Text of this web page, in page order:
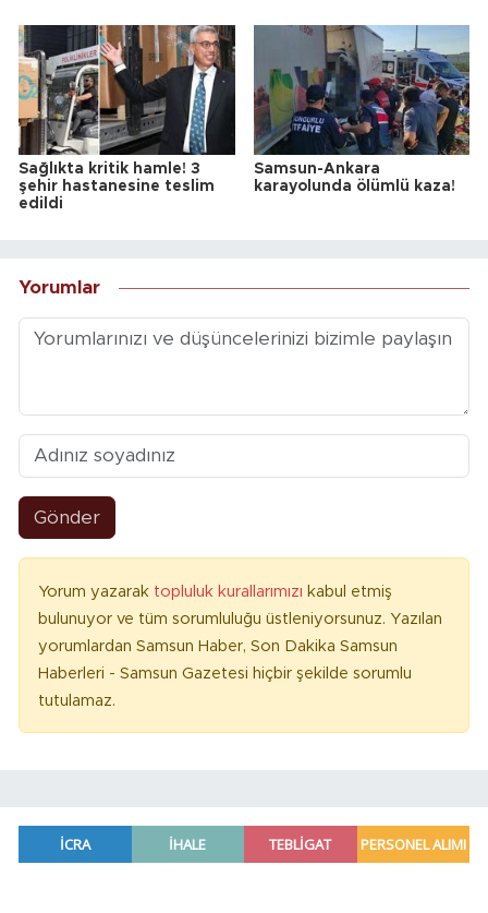
Sağlıkta kritik hamle! 3
şehir hastanesine teslim
edildi
Samsun-Ankara
karayolunda ölümlü kaza!
Yorumlar
Gönder
Yorum yazarak topluluk kurallarımızı kabul etmiş
bulunuyor ve tüm sorumluluğu üstleniyorsunuz. Yazılan
yorumlardan Samsun Haber, Son Dakika Samsun
Haberleri - Samsun Gazetesi hiçbir şekilde sorumlu
tutulamaz.